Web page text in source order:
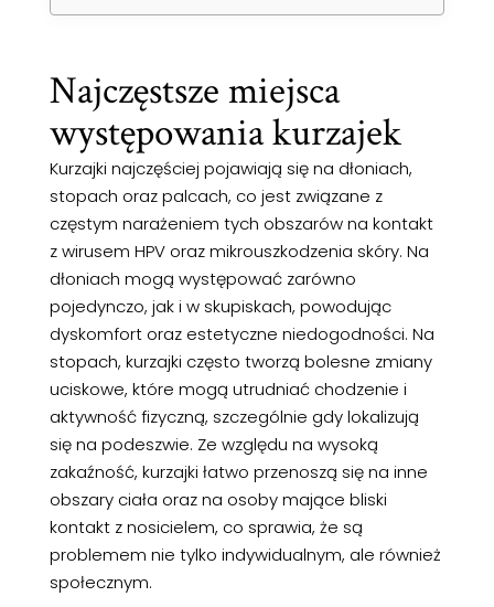
Najczęstsze miejsca
występowania kurzajek
Kurzajki najczęściej pojawiają się na dłoniach,
stopach oraz palcach, co jest związane z
częstym narażeniem tych obszarów na kontakt
z wirusem HPV oraz mikrouszkodzenia skóry. Na
dłoniach mogą występować zarówno
pojedynczo, jak i w skupiskach, powodując
dyskomfort oraz estetyczne niedogodności. Na
stopach, kurzajki często tworzą bolesne zmiany
uciskowe, które mogą utrudniać chodzenie i
aktywność fizyczną, szczególnie gdy lokalizują
się na podeszwie. Ze względu na wysoką
zakaźność, kurzajki łatwo przenoszą się na inne
obszary ciała oraz na osoby mające bliski
kontakt z nosicielem, co sprawia, że są
problemem nie tylko indywidualnym, ale również
społecznym.